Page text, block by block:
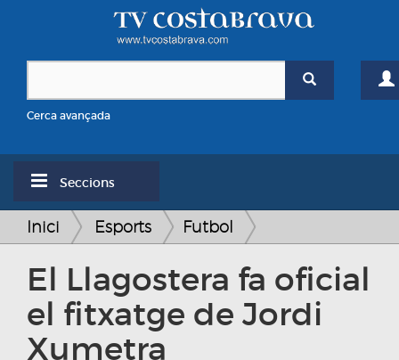
Cerca avançada
Seccions
Inici Esports Futbol
El Llagostera fa oficial
el fitxatge de Jordi
Xumetra